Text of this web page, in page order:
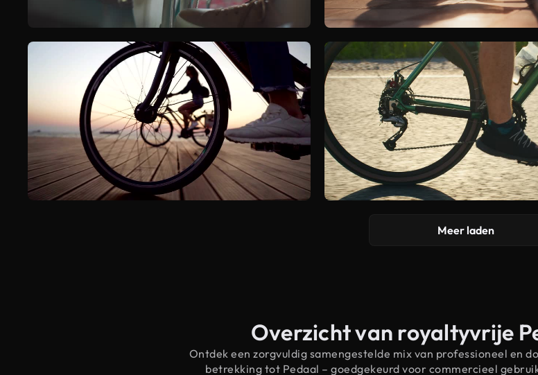
Meer laden
Overzicht van royaltyvrije
Ontdek een zorgvuldig samengestelde mix van professioneel en
betrekking tot Pedaal – goedgekeurd voor commercieel